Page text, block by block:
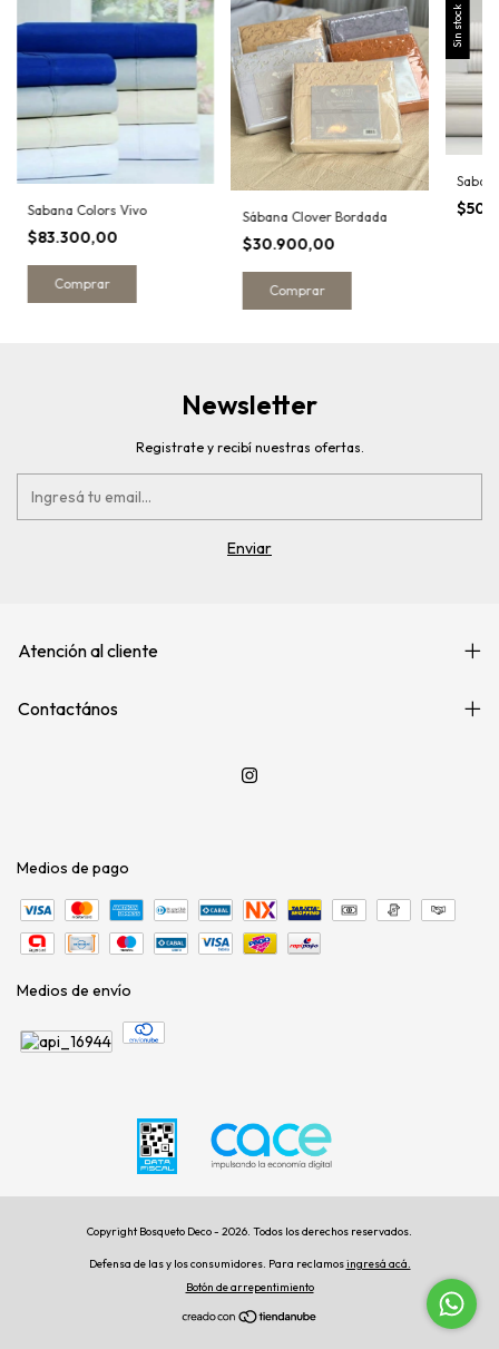
Sabana Colors Vivo
$83.300,00
Comprar
Sábana Clover Bordada
$30.900,00
Comprar
Sin stock
Newsletter
Registrate y recibí nuestras ofertas.
Atención al cliente
Contactános
Medios de pago
Medios de envío
Copyright Bosqueto Deco - 2026. Todos los derechos reservados.
Defensa de las y los consumidores. Para reclamosingresá acá.
Botón de arrepentimiento